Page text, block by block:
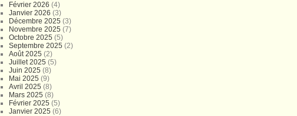
Février 2026 (4)
Janvier 2026 (3)
Décembre 2025 (3)
Novembre 2025 (7)
Octobre 2025 (5)
Septembre 2025 (2)
Août 2025 (2)
Juillet 2025 (5)
Juin 2025 (8)
Mai 2025 (9)
Avril 2025 (8)
Mars 2025 (8)
Février 2025 (5)
Janvier 2025 (6)